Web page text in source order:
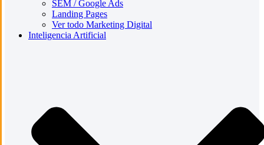
SEM / Google Ads
Landing Pages
Ver todo Marketing Digital
Inteligencia Artificial